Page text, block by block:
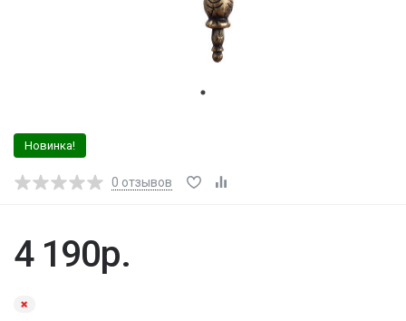
Новинка!
0 отзывов
4 190р.